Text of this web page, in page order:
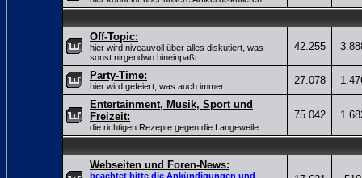
Off-Topic:
hier wird niveauvoll über alles diskutiert, was
sonst nirgendwo hineinpaßt...
42.255
Party-Time:
hier wird gefeiert, was auch immer ... 27.078
Entertainment, Musik, Sport und
Freizeit:
die richtigen Rezepte gegen die Langeweile ...
75.042
Webseiten und Foren-News:
beachtet bitte die Ankündigungen und